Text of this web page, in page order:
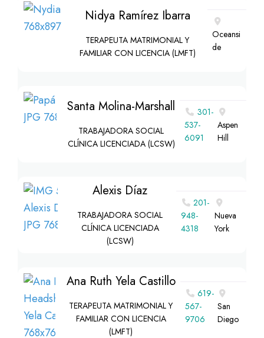
Nidya Ramírez Ibarra
TERAPEUTA MATRIMONIAL Y
FAMILIAR CON LICENCIA (LMFT)
Oceansi
de
Santa Molina-Marshall
TRABAJADORA SOCIAL
CLÍNICA LICENCIADA (LCSW)
301-
537-
6091
Aspen
Hill
Alexis Díaz
TRABAJADORA SOCIAL
CLÍNICA LICENCIADA
(LCSW)
201-
948-
4318
Nueva
York
Ana Ruth Yela Castillo
TERAPEUTA MATRIMONIAL Y
FAMILIAR CON LICENCIA
(LMFT)
619-
567-
9706
San
Diego